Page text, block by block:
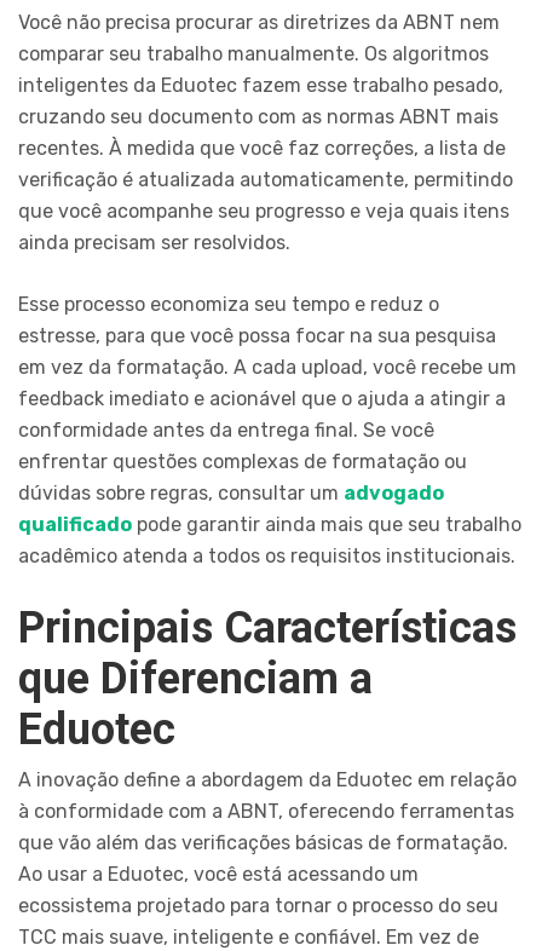
Você não precisa procurar as diretrizes da ABNT nem
comparar seu trabalho manualmente. Os algoritmos
inteligentes da Eduotec fazem esse trabalho pesado,
cruzando seu documento com as normas ABNT mais
recentes. À medida que você faz correções, a lista de
verificação é atualizada automaticamente, permitindo
que você acompanhe seu progresso e veja quais itens
ainda precisam ser resolvidos.
Esse processo economiza seu tempo e reduz o
estresse, para que você possa focar na sua pesquisa
em vez da formatação. A cada upload, você recebe um
feedback imediato e acionável que o ajuda a atingir a
conformidade antes da entrega final. Se você
enfrentar questões complexas de formatação ou
dúvidas sobre regras, consultar um advogado
qualificado pode garantir ainda mais que seu trabalho
acadêmico atenda a todos os requisitos institucionais.
Principais Características
que Diferenciam a
Eduotec
A inovação define a abordagem da Eduotec em relação
à conformidade com a ABNT, oferecendo ferramentas
que vão além das verificações básicas de formatação.
Ao usar a Eduotec, você está acessando um
ecossistema projetado para tornar o processo do seu
TCC mais suave, inteligente e confiável. Em vez de